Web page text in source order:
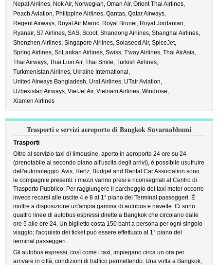
Nepal Airlines, Nok Air, Norwegian,Oman Air,Orient Thai Airlines,
Peach Aviation, Philippine Airlines,Qantas,Qatar Airways,
Regent Airways, Royal Air Maroc, Royal Brunei, Royal Jordanian,
Ryanair,S7 Airlines,SAS,Scoot,Shandong Airlines,Shanghai Airlines,
Shenzhen Airlines,Singapore Airlines,Solaseed Air,SpiceJet,
Spring Airlines,SriLankan Airlines,Swiss,T'way Airlines,Thai AirAsia,
Thai Airways,Thai Lion Air,Thai Smile,Turkish Airlines,
Turkmenistan Airlines, Ukraine International,
United Airways Bangladesh, Ural Airlines, UTair Aviation,
Uzbekistan Airways,VietJet Air,Vietnam Airlines,Windrose,
Xiamen Airlines
Trasporti e servizi aeroporto di Bangkok Suvarnabhumi
Trasporti
Oltre al servizio taxi di limousine, aperto in aeroporto 24 ore su 24
(prenotabile al secondo piano all'uscita degli arrivi), è possibile usufruire
dell'autonoleggio. Avis, Hertz, Budget and Rental Car Association sono
le compagnie presenti: i mezzi vanno presi e riconsegnati al Centro di
Trasporto Pubblico. Per raggiungere il parcheggio dei taxi meter occorre
invece recarsi alle uscite 4 e 8 al 1° piano del Terminal passeggeri. È
inoltre a disposizione un'ampia gamma di autobus e navette. Ci sono
quattro linee di autobus espressi dirette a Bangkok che circolano dalle
ore 5 alle ore 24. Un biglietto costa 150 baht a persona per ogni singolo
viaggio; l'acquisto dei ticket può essere effettuato al 1° piano del
terminal passeggeri.
Gli autobus espressi, così come i taxi, impiegano circa un ora per
arrivare in città, condizioni di traffico permettendo. Una volta a Bangkok,